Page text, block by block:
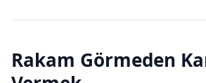
Rakam Görmeden